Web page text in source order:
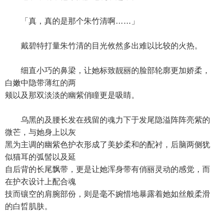
「真，真的是那个朱竹清啊……」
戴碧特打量朱竹清的目光攸然多出难以比较的火热。
细直小巧的鼻梁，让她标致靓丽的脸部轮廓更加娇柔，
白嫩中隐带薄红的两
颊以及那双淡淡的幽紫俏瞳更是吸睛。
乌黑的及腰长发在残留的魂力下于发尾隐溢阵阵亮紫的
微芒，与她身上以灰
黑为主调的幽紫色护衣形成了美妙柔和的配衬，后脑两侧犹
似猫耳的弧髻以及延
自后背的长尾飘带，更是让她浑身带有俏丽灵动的感觉，而
在护衣设计上配合魂
技而镶空的肩腕部份，则是毫不婉惜地暴露着她如丝般柔滑
的白晢肌肤。